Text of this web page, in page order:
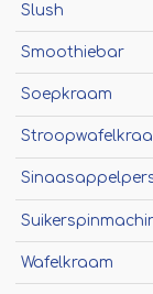
Slush
Smoothiebar
Soepkraam
Wafelkraam